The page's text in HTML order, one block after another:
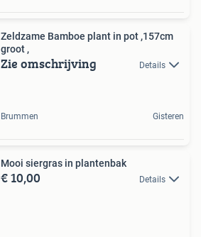
Zeldzame Bamboe plant in pot ,157cm
groot ,
Zie omschrijving Details
Brummen Gisteren
Mooi siergras in plantenbak
€ 10,00 Details